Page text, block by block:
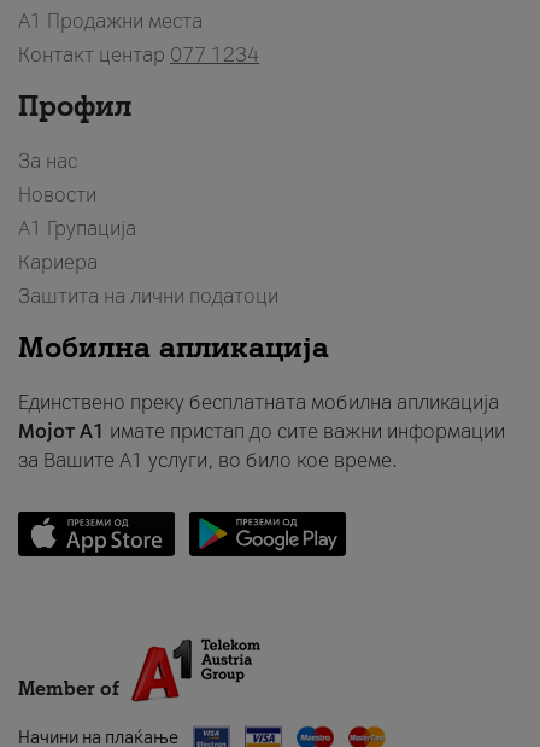
A1 Продажни места
Контакт центар 077 1234
Профил
За нас
Новости
А1 Групација
Кариера
Заштита на лични податоци
Мобилна апликација
Единствено преку бесплатната мобилна апликација
Мојот A1 имате пристап до сите важни информации
за Вашите A1 услуги, во било кое време.
Member of
Начини на плаќање